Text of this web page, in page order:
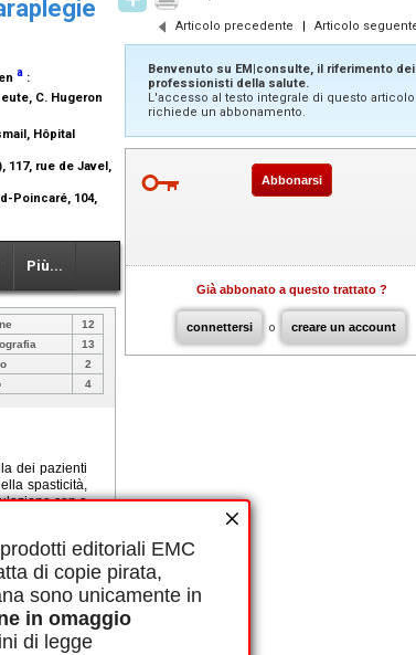
editoriali EMC
di copie pirata,
sono unicamente in
in omaggio
di legge
a :
, C. Hugeron
Hôpital
117, rue de Javel,
Poincaré, 104,
Più...
12
13
2
4
dei pazienti
spasticità,
con o
degli
e dei quadri
e le
Articolo precedente | Articolo
Benvenuto su EM|consulte, il riferimento dei
professionisti della salute.
L'accesso al testo integrale di questo articolo
richiede un abbonamento.
Abbonarsi
Già abbonato a questo trattato ?
connettersi o creare un account